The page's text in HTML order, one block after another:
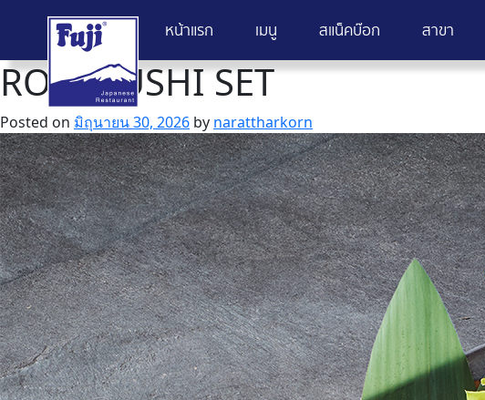
Skip
to
content
หน้าแรก เมนู สแน็คบ๊อก สาขา
ROLL SUSHI SET
Posted on มิถุนายน 30, 2026 by narattharkorn